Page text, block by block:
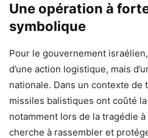
Une opération à
symbolique
Pour le gouvernement
d’une action logistique, mais
nationale. Dans un contexte de
missiles balistiques ont coûté
notamment lors de la tragédie
cherche à rassembler et